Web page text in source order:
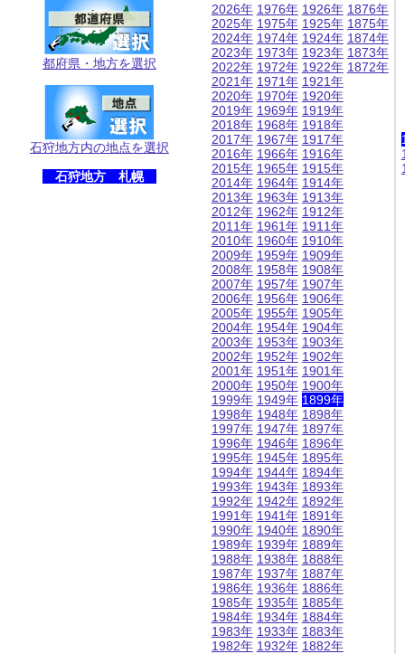
都府県・地方を選択
石狩地方内の地点を選択
石狩地方 札幌
2026年
2025年
2024年
2023年
2022年
2021年
2020年
2019年
2018年
2017年
2016年
2015年
2014年
2013年
2012年
2011年
2010年
2009年
2008年
2007年
2006年
2005年
2004年
2003年
2002年
2001年
2000年
1999年
1998年
1997年
1996年
1995年
1994年
1993年
1992年
1991年
1990年
1989年
1988年
1987年
1986年
1985年
1984年
1983年
1982年
1976年
1975年
1974年
1973年
1972年
1971年
1970年
1969年
1968年
1967年
1966年
1965年
1964年
1963年
1962年
1961年
1960年
1959年
1958年
1957年
1956年
1955年
1954年
1953年
1952年
1951年
1950年
1949年
1948年
1947年
1946年
1945年
1944年
1943年
1942年
1941年
1940年
1939年
1938年
1937年
1936年
1935年
1934年
1933年
1932年
1926年
1925年
1924年
1923年
1922年
1921年
1920年
1919年
1918年
1917年
1916年
1915年
1914年
1913年
1912年
1911年
1910年
1909年
1908年
1907年
1906年
1905年
1904年
1903年
1902年
1901年
1900年
1899年
1898年
1897年
1896年
1895年
1894年
1893年
1892年
1891年
1890年
1889年
1888年
1887年
1886年
1885年
1884年
1883年
1882年
1876年
1875年
1874年
1873年
1872年